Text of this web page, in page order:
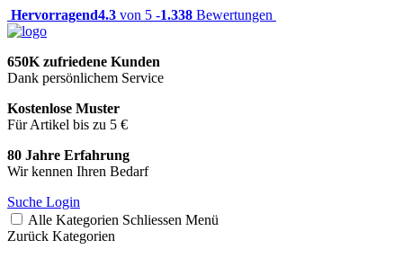
Hervorragend4.3 von 5 -1.338 Bewertungen
650K zufriedene Kunden
Dank persönlichem Service
Kostenlose Muster
Für Artikel bis zu 5 €
80 Jahre Erfahrung
Wir kennen Ihren Bedarf
Suche Login
Alle Kategorien Schliessen Menü
Zurück Kategorien